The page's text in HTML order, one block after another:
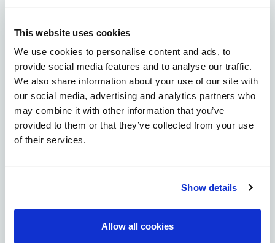
This website uses cookies
We use cookies to personalise content and ads, to
provide social media features and to analyse our traffic.
We also share information about your use of our site with
our social media, advertising and analytics partners who
may combine it with other information that you’ve
provided to them or that they’ve collected from your use
of their services.
Show details
Allow all cookies
Knuutilankangas
Koskela
Kuivasjärvi
Kuivasranta